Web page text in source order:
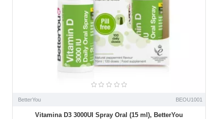
BetterYou BEOU1001
Vitamina D3 3000UI Spray Oral (15 ml), BetterYou